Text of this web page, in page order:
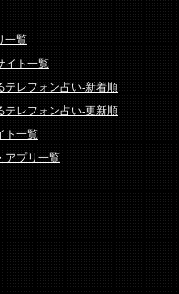
一覧
イト一覧
テレフォン占い-新着順
テレフォン占い-更新順
ト一覧
アプリ一覧